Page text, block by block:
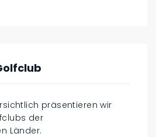
präsentieren wir
der
Länder.